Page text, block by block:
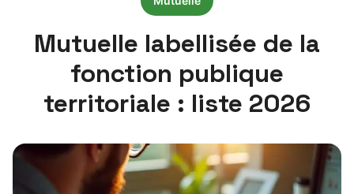
Mutuelle labellisée de la
fonction publique
territoriale : liste 2026